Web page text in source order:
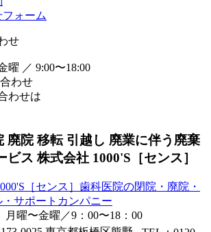
ォーム
せ
／ 9:00〜18:00
わせ
わせは
廃院 移転 引越し 廃業に伴う廃棄
ビス 株式会社 1000'S［センス］
月曜〜金曜／9：00〜18：00